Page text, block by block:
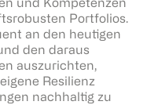
und Kompetenzen
Portfolios.
an den heutigen
den daraus
auszurichten,
Resilienz
nachhaltig zu